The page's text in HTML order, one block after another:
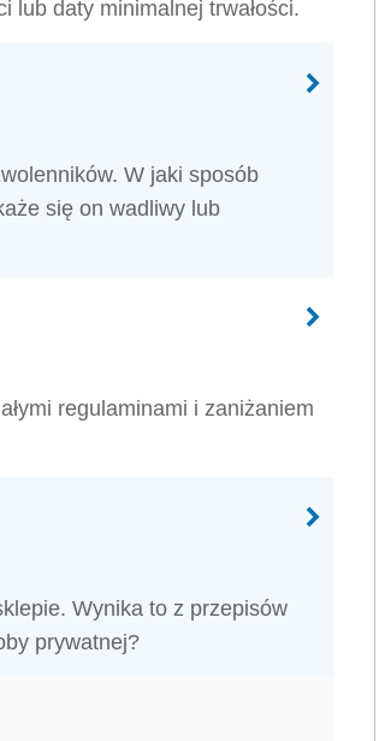
lub daty minimalnej trwałości.
W jaki sposób
się on wadliwy lub
regulaminami i zaniżaniem
Wynika to z przepisów
prywatnej?